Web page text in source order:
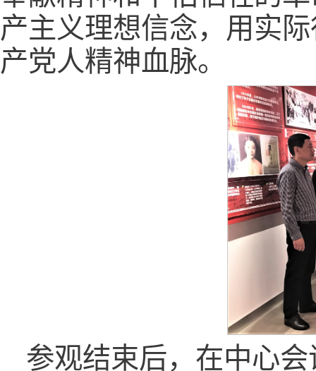
产主义理想信念，用实
产党人精神血脉。
参观结束后，在中心